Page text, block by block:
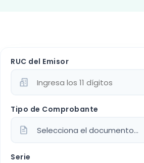
RUC del Emisor
Tipo de Comprobante
Serie